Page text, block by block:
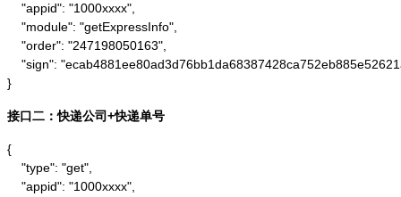
    "appid": "1000xxxx",
    "module": "getExpressInfo",
    "order": "247198050163",
"sign":
}
接口二：快递公司+快递单号
{
    "type": "get",
    "appid": "1000xxxx",